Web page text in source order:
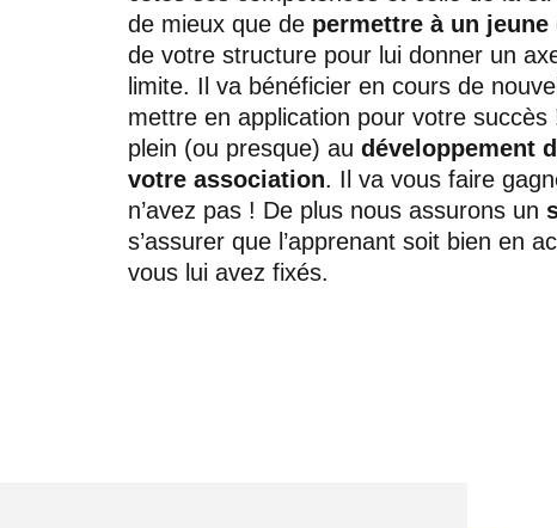
de mieux que de permettre à un
de votre structure pour lui donner un
limite. Il va bénéficier en cours de
mettre en application pour votre
plein (ou presque) au développement
votre association. Il va vous faire
n’avez pas ! De plus nous assurons un
s’assurer que l’apprenant soit bien en
vous lui avez fixés.